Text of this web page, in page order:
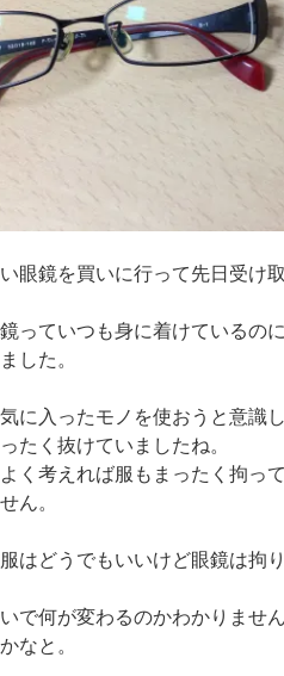
眼鏡を買いに行って先日受け
っていつも身に着けているの
した。
に入ったモノを使おうと意識
たく抜けていましたね。
く考えれば服もまったく拘っ
ん。
はどうでもいいけど眼鏡は拘
で何が変わるのかわかりませ
なと。